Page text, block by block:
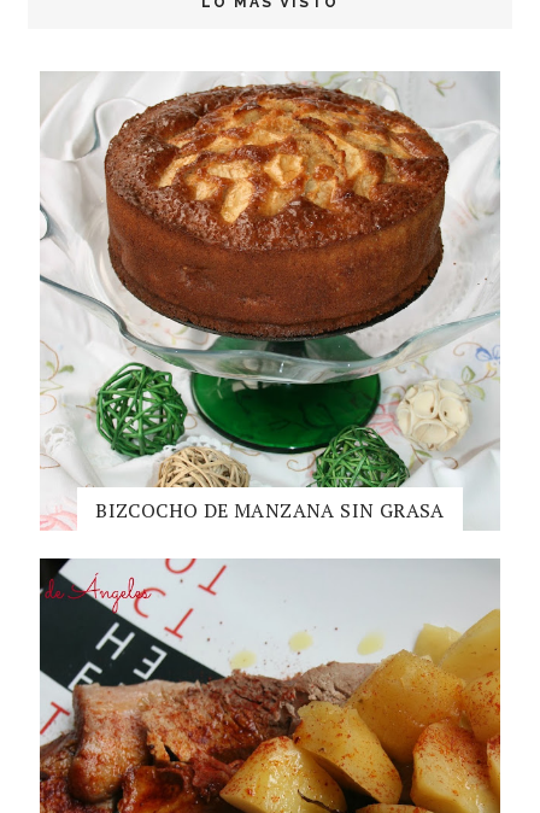
BIZCOCHO DE MANZANA SIN GRASA